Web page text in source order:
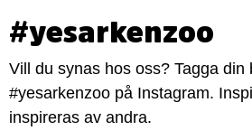
#yesarkenzoo
Vill du synas hos oss? Tagga din
#yesarkenzoo på Instagram.
inspireras av andra.